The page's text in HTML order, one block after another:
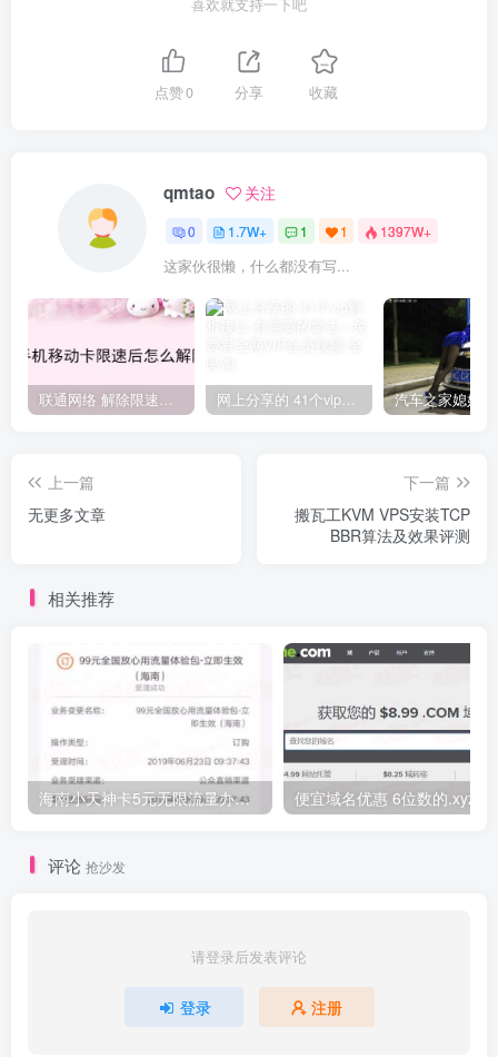
点赞0 分享 收藏
qmtao 关注
0 1.7W+ 1 1 1397W+
这家伙很懒，什么都没有写...
上一篇
无更多文章
下一篇
搬瓦工KVM VPS安装TCP
BBR算法及效果评测
相关推荐
海南小天神卡5元无限流量办理的方法，5元流量不限量自行车来了
评论 抢沙发
请登录后发表评论
登录 注册